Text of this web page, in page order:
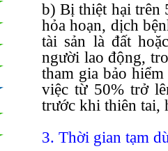
b) Bị thiệt hại trên
hỏa hoạn, dịch
tài sản là đất
người lao động,
tham gia bảo
việc từ 50% trở
trước khi thiên tai,
3. Thời gian tạm